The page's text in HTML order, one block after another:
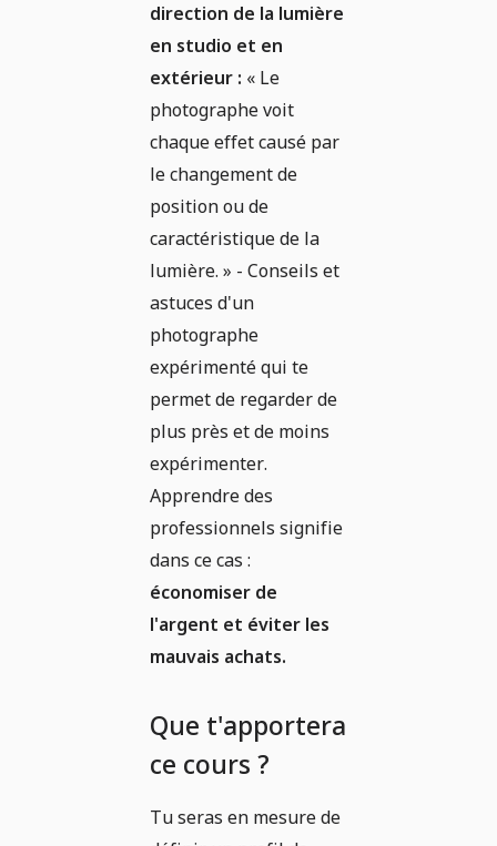
direction de la lumière
en studio et en
extérieur : « Le
photographe voit
chaque effet causé par
le changement de
position ou de
caractéristique de la
lumière. » - Conseils et
astuces d'un
photographe
expérimenté qui te
permet de regarder de
plus près et de moins
expérimenter.
Apprendre des
professionnels signifie
dans ce cas :
économiser de
l'argent et éviter les
mauvais achats.
Que t'apportera
ce cours ?
Tu seras en mesure de